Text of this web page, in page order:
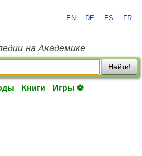
EN DE ES FR
на Академике
Найти!
Книги Игры ⚽